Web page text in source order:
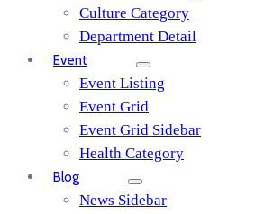
Culture Category
Department Detail
Event
Event Listing
Event Grid
Event Grid Sidebar
Health Category
Blog
News Sidebar